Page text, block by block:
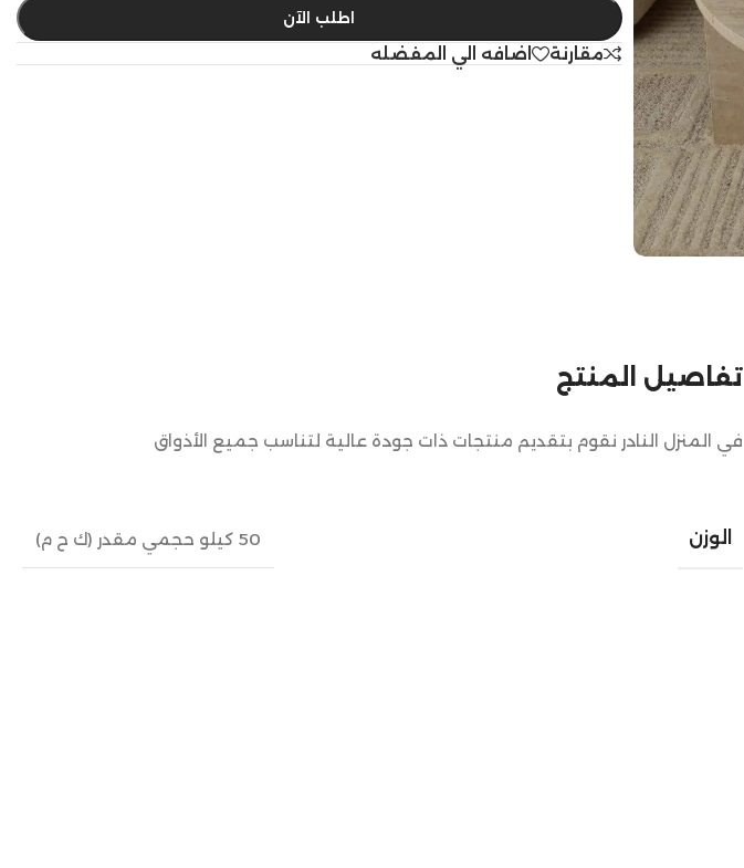
اطلب الآن
مقارنة اضافه الي المفضله
تفاصيل المنتج
في المنزل النادر نقوم بتقديم منتجات ذات جودة عالية لتناسب جميع الأذواق
الوزن 50 كيلو حجمي مقدر (ك ح م)